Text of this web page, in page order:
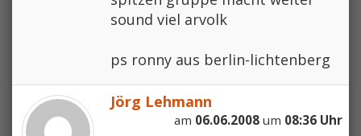
sound viel arvolk
ps ronny aus berlin-lichtenberg
Jörg Lehmann
am 06.06.2008 um 08:36 Uhr